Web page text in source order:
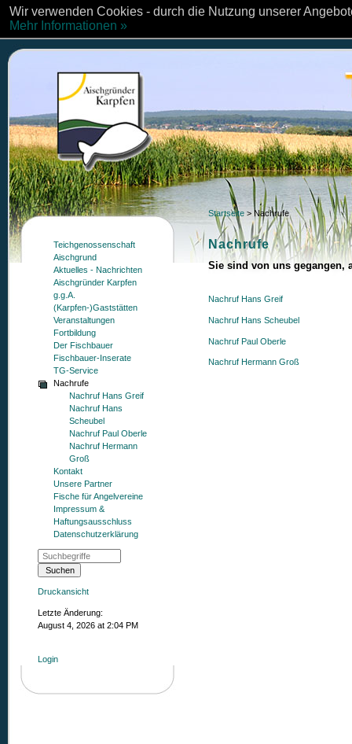
Startseite > Nachrufe
Teichgenossenschaft
Aischgrund
Aktuelles - Nachrichten
Aischgründer Karpfen
g.g.A.
(Karpfen-)Gaststätten
Veranstaltungen
Fortbildung
Der Fischbauer
Fischbauer-Inserate
TG-Service
Nachrufe
Nachruf Hans Greif
Nachruf Hans
Scheubel
Nachruf Paul Oberle
Nachruf Hermann
Groß
Kontakt
Unsere Partner
Fische für Angelvereine
Impressum &
Haftungsausschluss
Datenschutzerklärung
Druckansicht
Letzte Änderung:
August 4, 2026 at 2:04 PM
Login
Nachrufe
Sie sind von uns gegangen,
Nachruf Hans Greif
Nachruf Hans Scheubel
Nachruf Paul Oberle
Nachruf Hermann Groß
Wir verwenden Cookies - durch die Nutzung unserer
Mehr Informationen »